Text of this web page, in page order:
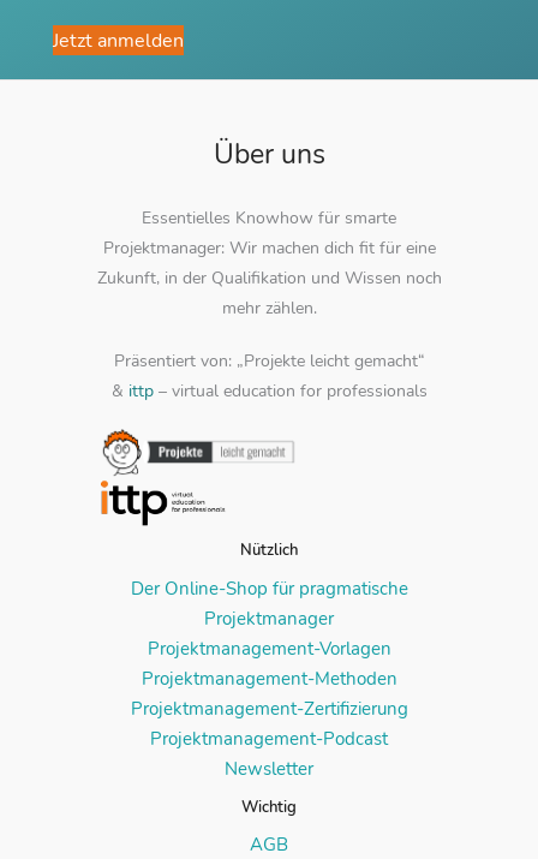
Jetzt anmelden
Über uns
Essentielles Knowhow für smarte
Projektmanager: Wir machen dich fit für eine
Zukunft, in der Qualifikation und Wissen noch
mehr zählen.
Präsentiert von: „Projekte leicht gemacht“
& ittp– virtual education for professionals
Nützlich
Der Online-Shop für pragmatische
Projektmanager
Projektmanagement-Vorlagen
Projektmanagement-Methoden
Projektmanagement-Zertifizierung
Projektmanagement-Podcast
Newsletter
Wichtig
AGB